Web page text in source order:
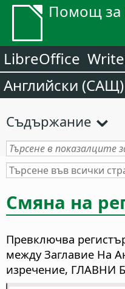
Помощ за
LibreOffice
Английски (САЩ)
Съдържание
Смяна на
Превключва
между Заглавие На
изречение, ГЛАВНИ